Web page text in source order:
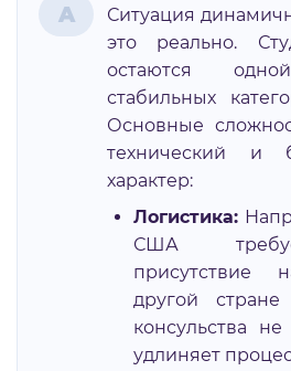
A
Ситуация
это реально.
остаются
стабильных
Основные
технический и
характер:
Логистика:
США
присутствие
другой
консульства
удлиняет